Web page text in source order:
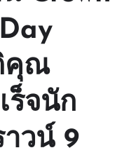
คุณ
ร็จนัก
วน์ 9